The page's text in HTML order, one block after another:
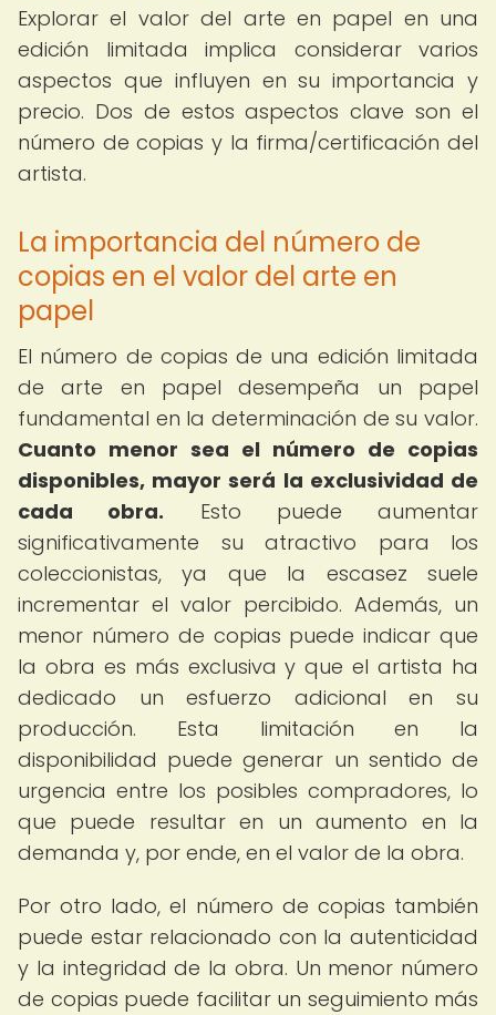
Explorar el valor del arte en papel en una
edición limitada implica considerar varios
aspectos que influyen en su importancia y
precio. Dos de estos aspectos clave son el
número de copias y la firma/certificación del
artista.
La importancia del número de
copias en el valor del arte en
papel
El número de copias de una edición limitada
de arte en papel desempeña un papel
fundamental en la determinación de su valor.
Cuanto menor sea el número de copias
disponibles, mayor será la exclusividad de
cada obra. Esto puede aumentar
significativamente su atractivo para los
coleccionistas, ya que la escasez suele
incrementar el valor percibido. Además, un
menor número de copias puede indicar que
la obra es más exclusiva y que el artista ha
dedicado un esfuerzo adicional en su
producción. Esta limitación en la
disponibilidad puede generar un sentido de
urgencia entre los posibles compradores, lo
que puede resultar en un aumento en la
demanda y, por ende, en el valor de la obra.
Por otro lado, el número de copias también
puede estar relacionado con la autenticidad
y la integridad de la obra. Un menor número
de copias puede facilitar un seguimiento más